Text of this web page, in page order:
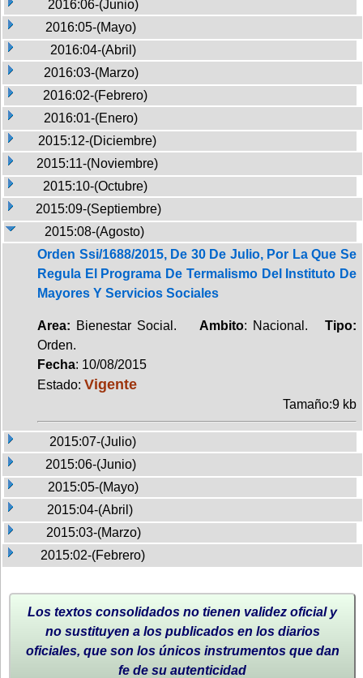
2016:06-(Junio)
2016:05-(Mayo)
2016:04-(Abril)
2016:03-(Marzo)
2016:02-(Febrero)
2016:01-(Enero)
2015:12-(Diciembre)
2015:11-(Noviembre)
2015:10-(Octubre)
2015:09-(Septiembre)
2015:08-(Agosto)
Orden Ssi/1688/2015, De 30 De Julio, Por La Que Se
Regula El Programa De Termalismo Del Instituto De
Mayores Y Servicios Sociales
Area: Bienestar Social. Ambito: Nacional. Tipo:
Orden.
Fecha: 10/08/2015
Estado: Vigente
Tamaño:9 kb
2015:07-(Julio)
2015:06-(Junio)
2015:05-(Mayo)
2015:04-(Abril)
2015:03-(Marzo)
2015:02-(Febrero)
Los textos consolidados no tienen validez oficial y
no sustituyen a los publicados en los diarios
oficiales, que son los únicos instrumentos que dan
fe de su autenticidad